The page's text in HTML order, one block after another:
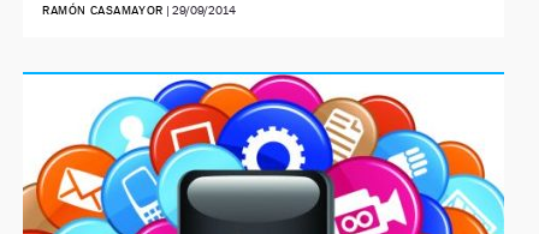
RAMÓN CASAMAYOR | 29/09/2014